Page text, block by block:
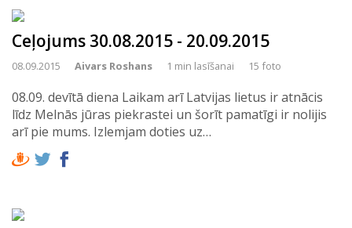
Ceļojums 30.08.2015 - 20.09.2015
08.09.2015 Aivars Roshans 1 min lasīšanai 15 foto
08.09. devītā diena Laikam arī Latvijas lietus ir atnācis
līdz Melnās jūras piekrastei un šorīt pamatīgi ir nolijis
arī pie mums. Izlemjam doties uz…